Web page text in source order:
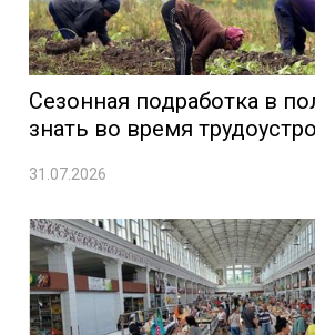
Сезонная подработка в
знать во время
31.07.2026